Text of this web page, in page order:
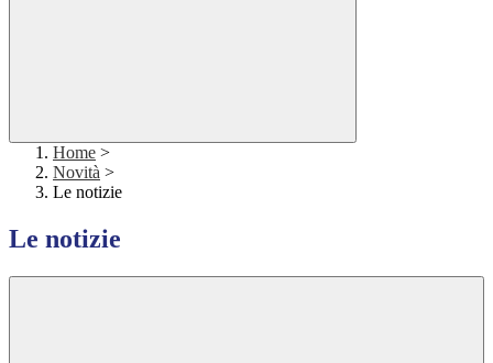
Home >
Novità >
Le notizie
Le notizie